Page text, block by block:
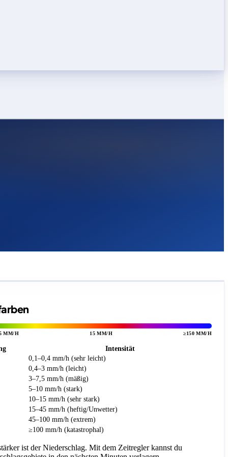
MM/H 15 MM/H ≥150 MM/H
Intensität
0,1–0,4 mm/h (sehr leicht)
0,4–3 mm/h (leicht)
3–7,5 mm/h (mäßig)
5–10 mm/h (stark)
10–15 mm/h (sehr stark)
15–45 mm/h (heftig/Unwetter)
45–100 mm/h (extrem)
≥100 mm/h (katastrophal)
ist der Niederschlag. Mit dem Zeitregler kannst du